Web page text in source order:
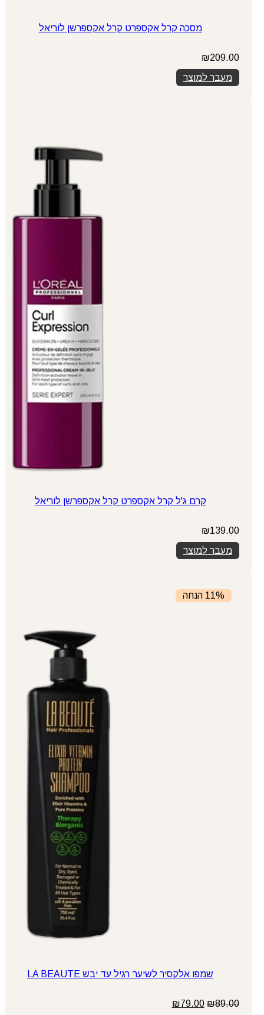
מסכה קרל אקספרט קרל אקספרשן לוריאל
₪209.00
מעבר למוצר
קרם ג'ל קרל אקספרט קרל אקספרשן לוריאל
₪139.00
מעבר למוצר
11% הנחה
שמפו אלקסיר לשיער רגיל עד יבש LA BEAUTE
₪89.00
המחיר₪79.00